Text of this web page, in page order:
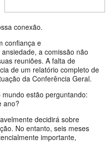
conexão.
confiança e
a comissão não
reuniões. A falta de
de um relatório completo de
da Conferência Geral.
estão perguntando:
ano?
decidirá sobre
No entanto, seis meses
importante,